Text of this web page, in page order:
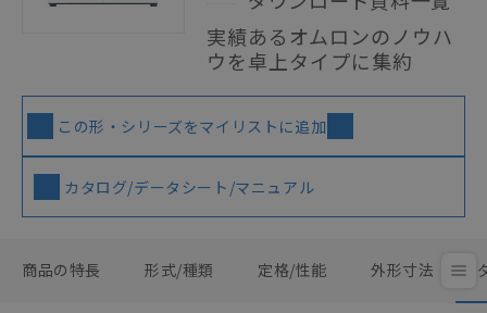
実績あるオムロンのノウハ
ウを卓上タイプに集約
この形・シリーズをマイリストに追加
カタログ/データシート/マニュアル
商品の特長 形式/種類 定格/性能 外形寸法